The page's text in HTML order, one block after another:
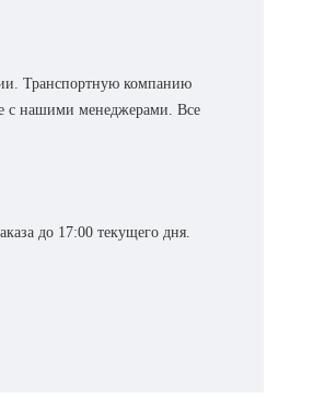
Транспортную компанию
с нашими менеджерами. Все
до 17:00 текущего дня.